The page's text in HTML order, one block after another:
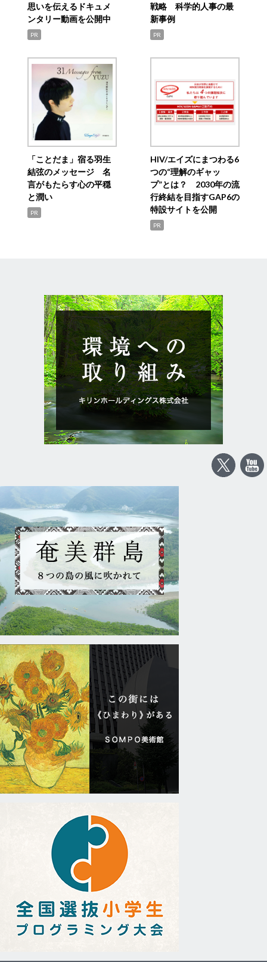
思いを伝えるドキュメ
ンタリー動画を公開中
PR
戦略 科学的人事の最
新事例
PR
「ことだま」宿る羽生
結弦のメッセージ 名
言がもたらす心の平穏
と潤い
PR
HIV/エイズにまつわる6
つの“理解のギャッ
プ”とは？ 2030年の流
行終結を目指すGAP6の
特設サイトを公開
PR